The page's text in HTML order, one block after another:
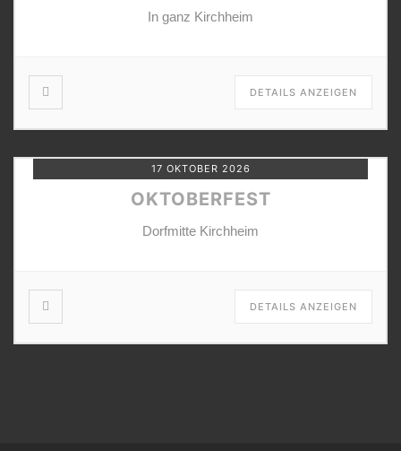
In ganz Kirchheim
DETAILS ANZEIGEN
17 OKTOBER 2026
OKTOBERFEST
Dorfmitte Kirchheim
DETAILS ANZEIGEN